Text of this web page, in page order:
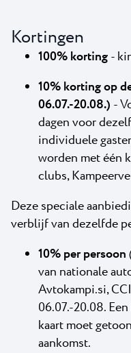
Kortingen
100% korting-
10% korting op
06.07.-20.08.) -
dagen voor
individuele
worden met één
clubs,
Deze speciale
verblijf van dezelfde
10% per persoon
van nationale
Avtokampi.si,
06.07.-20.08.
kaart moet
aankomst.